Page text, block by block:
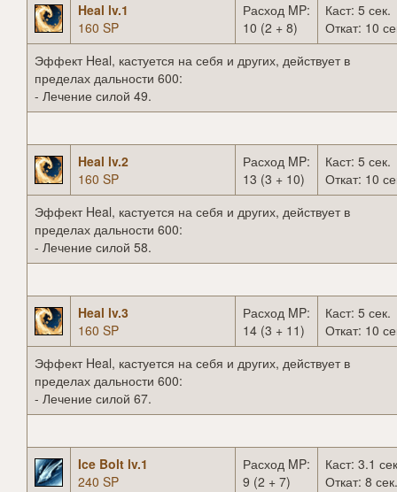
Heal lv.1
160 SP
Расход MP:
10 (2 + 8)
Каст: 5 сек.
Откат: 10
Эффект Heal, кастуется на себя и других, действует в
пределах дальности 600:
- Лечение силой 49.
Heal lv.2
160 SP
Расход MP:
13 (3 + 10)
Каст: 5 сек.
Откат: 10
Эффект Heal, кастуется на себя и других, действует в
пределах дальности 600:
- Лечение силой 58.
Heal lv.3
160 SP
Расход MP:
14 (3 + 11)
Каст: 5 сек.
Откат: 10
Эффект Heal, кастуется на себя и других, действует в
пределах дальности 600:
- Лечение силой 67.
Ice Bolt lv.1
240 SP
Расход MP:
9 (2 + 7)
Каст: 3.1
Откат: 8 сек.